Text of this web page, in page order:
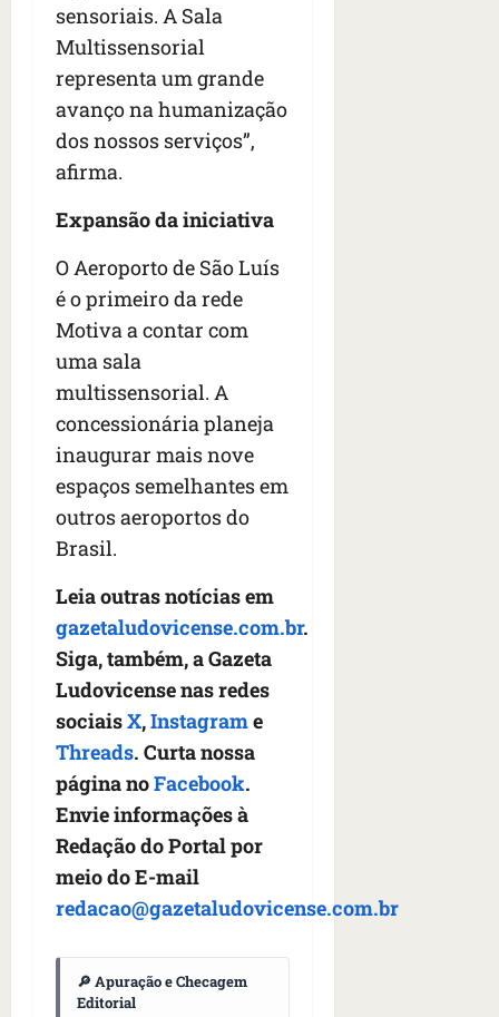
sensoriais. A Sala
Multissensorial
representa um grande
avanço na humanização
dos nossos serviços”,
afirma.
Expansão da iniciativa
O Aeroporto de São Luís
é o primeiro da rede
Motiva a contar com
uma sala
multissensorial. A
concessionária planeja
inaugurar mais nove
espaços semelhantes em
outros aeroportos do
Brasil.
Leia outras notícias em
gazetaludovicense.com.br.
Siga, também, a Gazeta
Ludovicense nas redes
sociaisX,Instagrame
Threads. Curta nossa
página noFacebook.
Envie informações à
Redação do Portal por
meio do E-mail
redacao@gazetaludovicense.com.br
🔎 Apuração e Checagem
Editorial